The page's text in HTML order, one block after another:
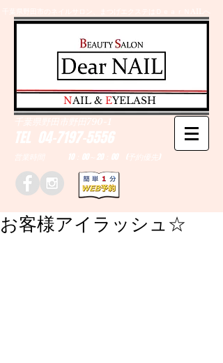
千葉県野田市のネイルサロン、まつげエクステはＤｅａｒＮAILへ
TEL 04-7197-5556
営業時間 10：00～20：00 (予約優先)
千葉県野田市野田790-1
​NAIL & EYELASH
お客様アイラッシュ☆